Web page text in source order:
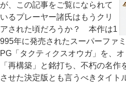
が、この記事をご覧になられて
いるプレーヤー諸氏はもうクリ
アされた頃だろうか？ 本作は1
995年に発売されたスーパーファ
PG「タクティクスオウガ」を、
「再構築」と銘打ち、不朽の名
させた決定版とも言うべきタイト